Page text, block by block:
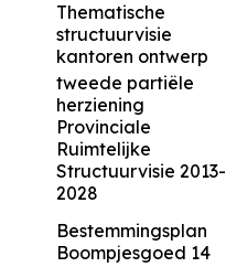
Thematische
structuurvisie
kantoren ontwerp
tweede partiële
herziening
Provinciale
Ruimtelijke
Structuurvisie 2013-
2028
Bestemmingsplan
Boompjesgoed 14